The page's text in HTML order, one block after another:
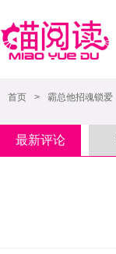
首页 > 霸总他招魂锁爱
最新评论